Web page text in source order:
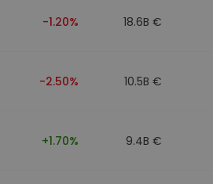
-1.20% 18.6B €
-2.50% 10.5B €
+1.70% 9.4B €